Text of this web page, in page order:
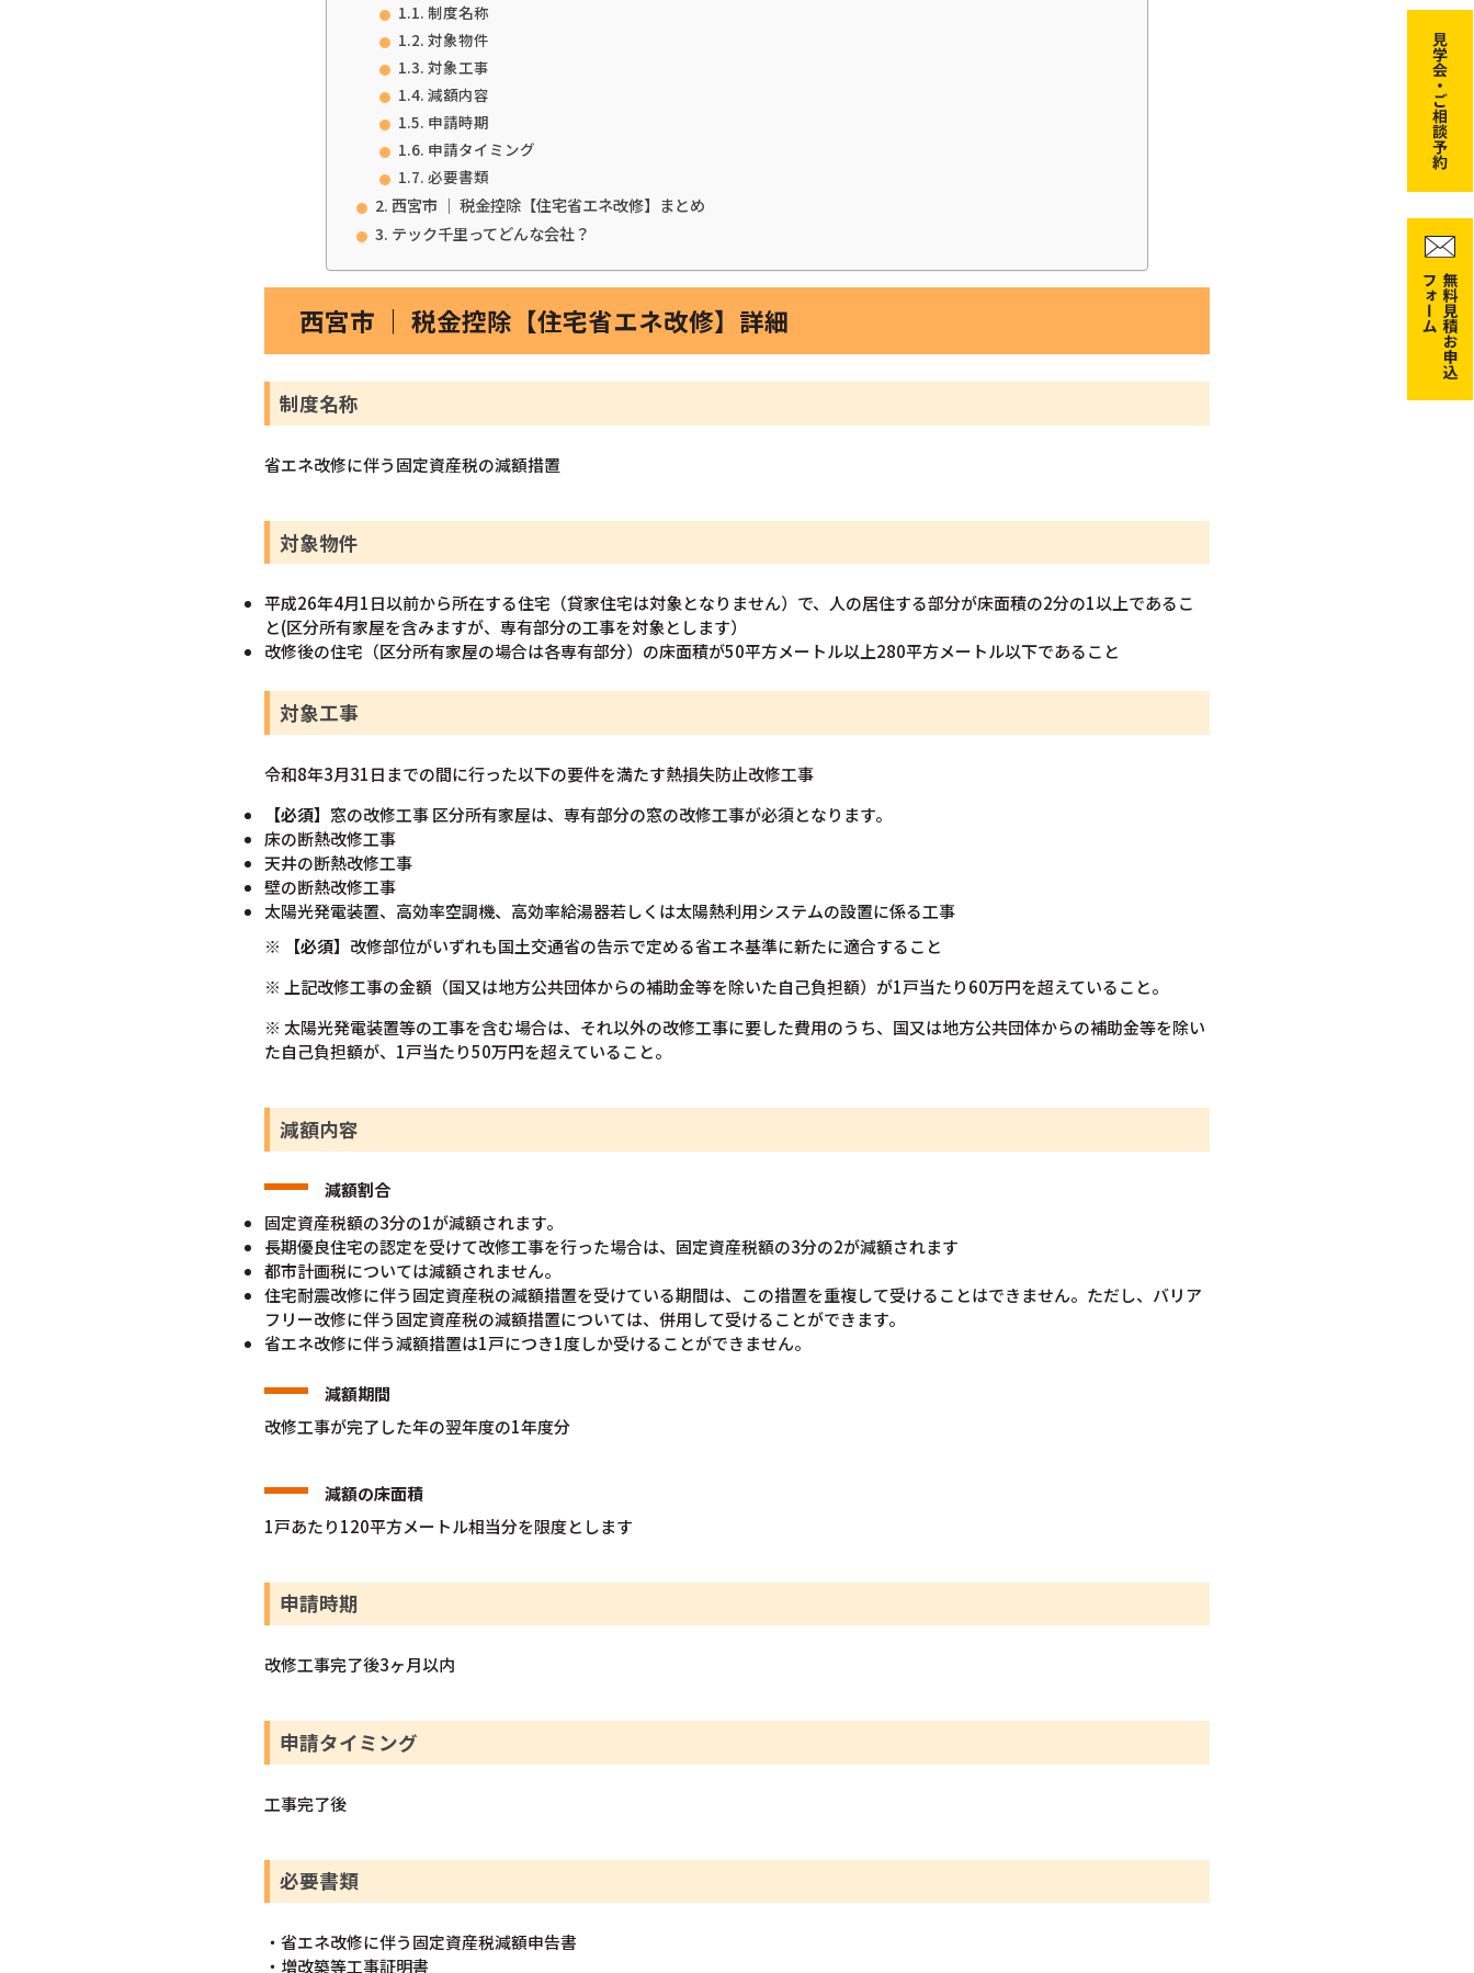
制度名称
対象物件
対象工事
減額内容
申請時期
申請タイミング
必要書類
西宮市 ｜ 税金控除【住宅省エネ改修】まとめ
テック千里ってどんな会社？
西宮市 ｜ 税金控除【住宅省エネ改修】詳細
制度名称
省エネ改修に伴う固定資産税の減額措置
対象物件
平成26年4月1日以前から所在する住宅（貸家住宅は対象となりません）で、人の居住する部分が床面積の2分の1以上であるこ
と(区分所有家屋を含みますが、専有部分の工事を対象とします）
改修後の住宅（区分所有家屋の場合は各専有部分）の床面積が50平方メートル以上280平方メートル以下であること
対象工事
令和8年3月31日までの間に行った以下の要件を満たす熱損失防止改修工事
【必須】 窓の改修工事 区分所有家屋は、専有部分の窓の改修工事が必須となります。
床の断熱改修工事
天井の断熱改修工事
壁の断熱改修工事
太陽光発電装置、高効率空調機、高効率給湯器若しくは太陽熱利用システムの設置に係る工事
※
【必須】 改修部位がいずれも国土交通省の告示で定める省エネ基準に新たに適合すること
※ 上記改修工事の金額（国又は地方公共団体からの補助金等を除いた自己負担額）が1戸当たり60万円を超えていること。
※ 太陽光発電装置等の工事を含む場合は、それ以外の改修工事に要した費用のうち、国又は地方公共団体からの補助金等を除い
た自己負担額が、1戸当たり50万円を超えていること。
減額内容
減額割合
固定資産税額の3分の1が減額されます。
長期優良住宅の認定を受けて改修工事を行った場合は、固定資産税額の3分の2が減額されます
都市計画税については減額されません。
住宅耐震改修に伴う固定資産税の減額措置を受けている期間は、この措置を重複して受けることはできません。ただし、バリア
フリー改修に伴う固定資産税の減額措置については、併用して受けることができます。
省エネ改修に伴う減額措置は1戸につき1度しか受けることができません。
減額期間
改修工事が完了した年の翌年度の1年度分
減額の床面積
1戸あたり120平方メートル相当分を限度とします
申請時期
改修工事完了後3ヶ月以内
申請タイミング
工事完了後
必要書類
・省エネ改修に伴う固定資産税減額申告書
・増改築等工事証明書